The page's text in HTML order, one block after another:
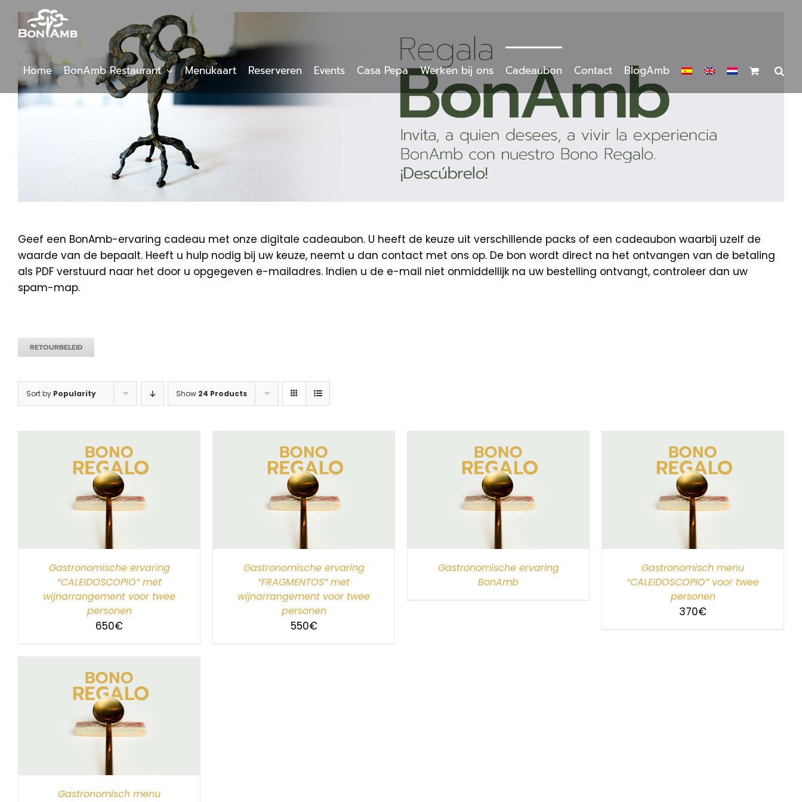
content
Home BonAmb Restaurant Menukaart Reserveren Events Casa Pepa Werken bij ons Cadeaubon Contact BlogAmb
Geef een BonAmb-ervaring cadeau met onze digitale cadeaubon. U heeft de keuze uit verschillende packs of een cadeaubon waarbij uzelf de
waarde van de bepaalt. Heeft u hulp nodig bij uw keuze, neemt u dan contact met ons op. De bon wordt direct na het ontvangen van de betaling
als PDF verstuurd naar het door u opgegeven e-mailadres. Indien u de e-mail niet onmiddellijk na uw bestelling ontvangt, controleer dan uw
spam-map.
RETOURBELEID
Sort by Popularity Show 24 Products
Gastronomische ervaring
“CALEIDOSCOPIO” met
wijnarrangement voor twee
personen
650€
SELECTEER BEDRAG
Gastronomische ervaring
“FRAGMENTOS” met
wijnarrangement voor twee
personen
550€
SELECTEER BEDRAG
Gastronomische ervaring
BonAmb
SELECTEER BEDRAG
Gastronomisch menu
“CALEIDOSCOPIO” voor twee
personen
370€
Gastronomisch menu